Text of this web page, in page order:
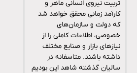
تربیت نیروی انسانی ماهر و
کارآمد زمانی محقق خواهد شد
که دولت و سازمان‌های
خصوصی، اطلاعات کاملی را از
نیازهای بازار و صنایع مختلف
داشته باشند. متاسفانه در
سالیان گذشته شاهد این بودیم